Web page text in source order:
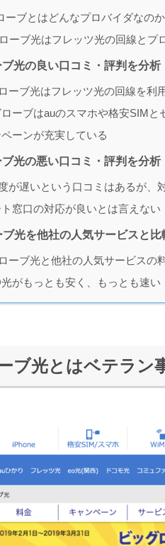
ーブとはどんなプロバイダなのか
ーブ光はフレッツ光の回線とプ
ブ光の良い口コミ・評判を分析
ーブ光はフレッツ光の回線を利
ローブはauのスマホや格安SIM
ーンが充実している
ブ光の悪い口コミ・評判を分析
が遅いという口コミはあるが、
窓口の対応が良いとは言えない
ブ光を他社の人気サービスと比
ーブ光と他社の人気サービスの
がもっとも安く、もっとも速い
ブ光とはベテラン